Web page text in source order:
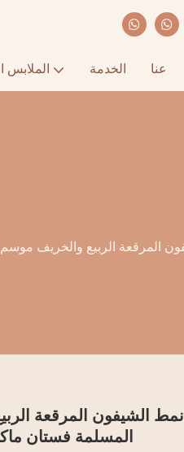
الملابس الخدمة عنا
تخصيص جديد 2024 نمط الشيفون
المسلمة فستان ماكسي-